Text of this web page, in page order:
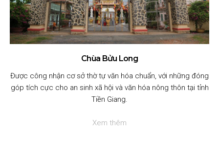
Chùa Bửu Long
Được công nhận cơ sở thờ tự văn hóa chuẩn, với những đóng
góp tích cực cho an sinh xã hội và văn hóa nông thôn tại tỉnh
Tiền Giang.
Xem thêm